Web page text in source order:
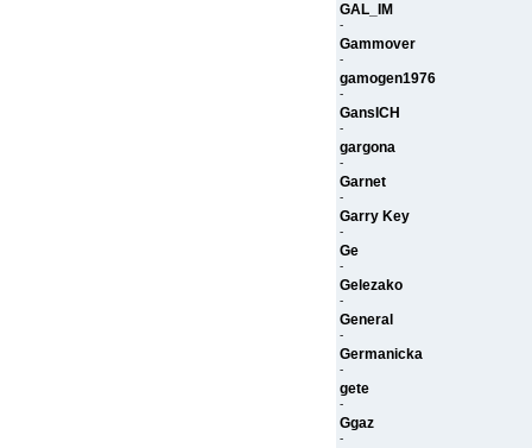
GAL_IM
-
Gammover
-
gamogen1976
-
GansICH
-
gargona
-
Garnet
-
Garry Key
-
Ge
-
Gelezako
-
General
-
Germanicka
-
gete
-
Ggaz
-